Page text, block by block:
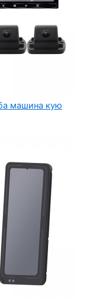
машина кую